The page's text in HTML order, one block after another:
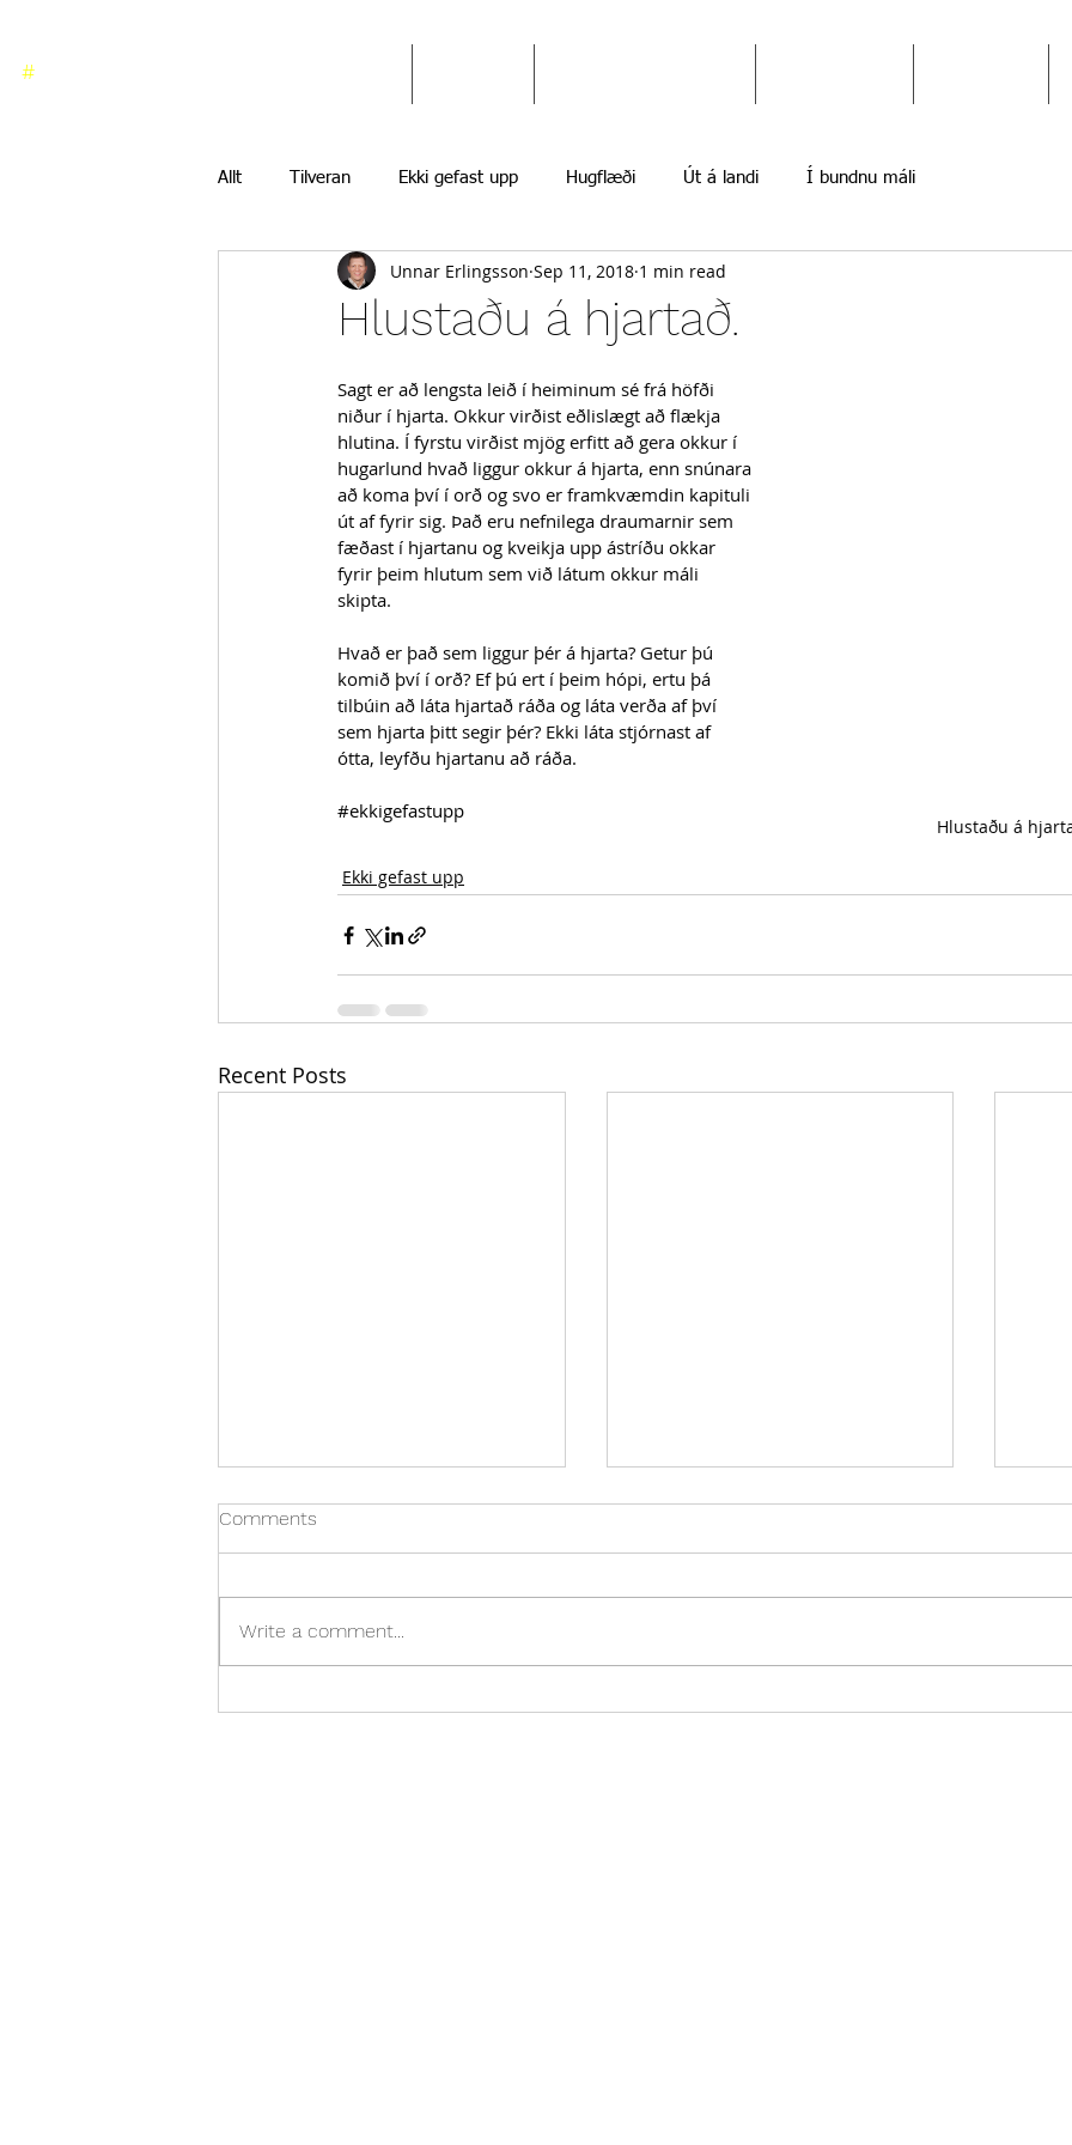
#
Allt Tilveran Ekki gefast upp Hugflæði Út á landi Í bundnu máli
Hlustaðu á hjartað.
Unnar Erlingsson Sep 11, 2018 1 min read
Hlustaðu á
Sagt er að lengsta leið í heiminum sé frá höfði
niður í hjarta. Okkur virðist eðlislægt að flækja
hlutina. Í fyrstu virðist mjög erfitt að gera okkur í
hugarlund hvað liggur okkur á hjarta, enn snúnara
að koma því í orð og svo er framkvæmdin kapituli
út af fyrir sig. Það eru nefnilega draumarnir sem
fæðast í hjartanu og kveikja upp ástríðu okkar
fyrir þeim hlutum sem við látum okkur máli
skipta.
Hvað er það sem liggur þér á hjarta? Getur þú
komið því í orð? Ef þú ert í þeim hópi, ertu þá
tilbúin að láta hjartað ráða og láta verða af því
sem hjarta þitt segir þér? Ekki láta stjórnast af
ótta, leyfðu hjartanu að ráða.
#ekkigefastupp
Ekki gefast upp
Recent Posts
Comments
Write a comment...